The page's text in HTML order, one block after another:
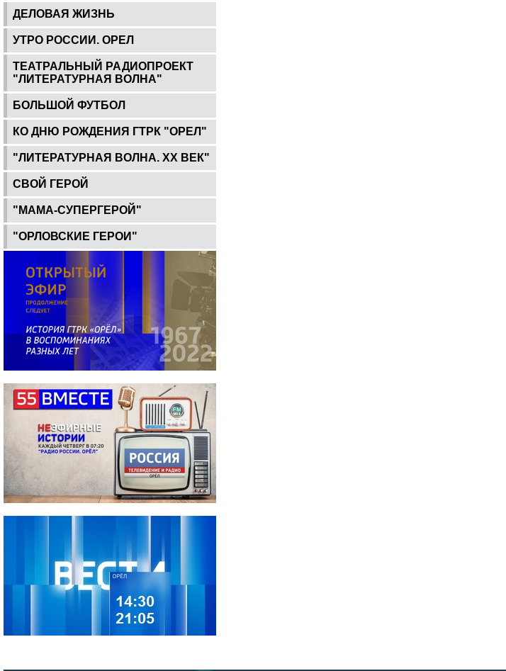
ДЕЛОВАЯ ЖИЗНЬ
УТРО РОССИИ. ОРЕЛ
ТЕАТРАЛЬНЫЙ РАДИОПРОЕКТ
"ЛИТЕРАТУРНАЯ ВОЛНА"
БОЛЬШОЙ ФУТБОЛ
КО ДНЮ РОЖДЕНИЯ ГТРК "ОРЕЛ"
"ЛИТЕРАТУРНАЯ ВОЛНА. ХХ ВЕК"
СВОЙ ГЕРОЙ
"МАМА-СУПЕРГЕРОЙ"
"ОРЛОВСКИЕ ГЕРОИ"